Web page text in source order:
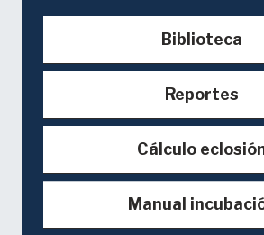
Biblioteca
Reportes
Cálculo
Manual